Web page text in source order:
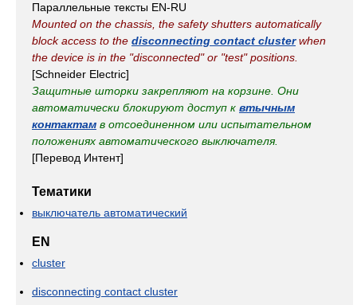
Параллельные тексты EN-RU
Mounted on the chassis, the safety shutters automatically
block access to the disconnecting contact clusterwhen
the device is in the "disconnected" or "test" positions.
[Schneider Electric]
Защитные шторки закрепляют на корзине. Они
автоматически блокируют доступ к втычным
контактам в отсоединенном или испытательном
положениях автоматического выключателя.
[Перевод Интент]
Тематики
выключатель автоматический
EN
cluster
disconnecting contact cluster